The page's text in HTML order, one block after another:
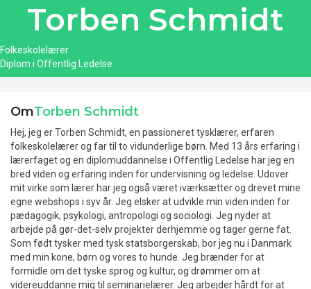
Torben Schmidt
Folkeskolelærer
Diplom i Offentlig Ledelse
OmTorben Schmidt
Hej, jeg er Torben Schmidt, en passioneret tysklærer, erfaren
folkeskolelærer og far til to vidunderlige børn. Med 13 års erfaring i
lærerfaget og en diplomuddannelse i Offentlig Ledelse har jeg en
bred viden og erfaring inden for undervisning og ledelse. Udover
mit virke som lærer har jeg også været iværksætter og drevet mine
egne webshops i syv år. Jeg elsker at udvikle min viden inden for
pædagogik, psykologi, antropologi og sociologi. Jeg nyder at
arbejde på gør-det-selv projekter derhjemme og tager gerne fat.
Som født tysker med tysk statsborgerskab, bor jeg nu i Danmark
med min kone, børn og vores to hunde. Jeg brænder for at
formidle om det tyske sprog og kultur, og drømmer om at
videreuddanne mig til seminarielærer. Jeg arbejder hårdt for at